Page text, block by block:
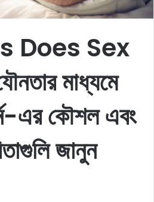
Does Sex
মাধ্যমে
এর কৌশল এবং
জানুন